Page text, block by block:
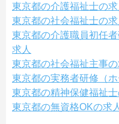
東京都の介護福祉士の求
東京都の社会福祉士の求
東京都の介護職員初任
求人
東京都の社会福祉主事の
東京都の実務者研修（
東京都の精神保健福祉士
東京都の無資格OKの求人